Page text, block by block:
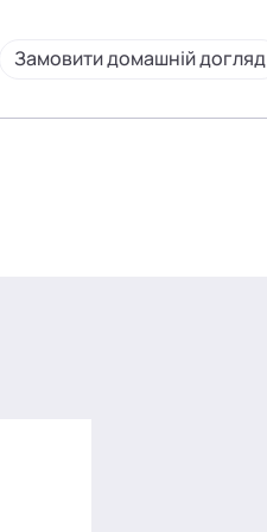
Замовити домашній догляд